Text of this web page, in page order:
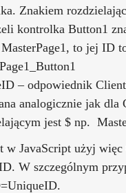
Znakiem
kontrolka Button1
MasterPage1, to jej ID
– odpowiednik
analogicznie jak
jest $ np.
w JavaScript użyj
W szczególnym